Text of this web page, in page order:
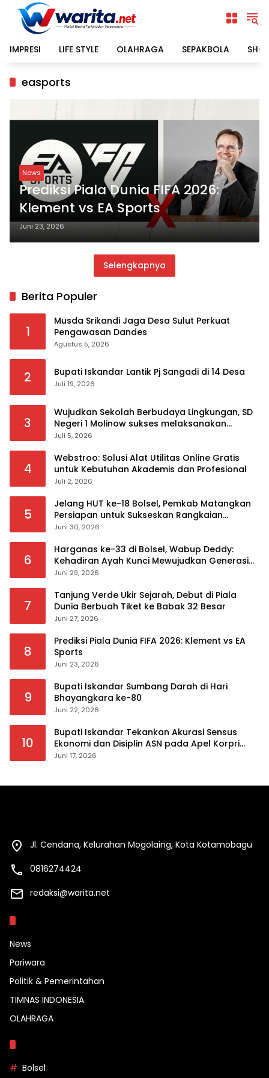
Langsung
konten
IMPRESI
LIFE STYLE OLAHRAGA SEPAKBOLA
easports
News
Prediksi Piala Dunia FIFA 2026:
Klement vs EA Sports
Juni 23, 2026
Selengkapnya
Berita Populer
1
Musda Srikandi Jaga Desa Sulut Perkuat
Pengawasan Dandes
Agustus 5, 2026
2 Bupati Iskandar Lantik Pj Sangadi di 14 Desa
Juli 19, 2026
3
Wujudkan Sekolah Berbudaya Lingkungan, SD
Negeri 1 Molinow sukses melaksanakan
serangkaian kegiatan Kampanye dan
Juli 5, 2026
4
Webstroo: Solusi Alat Utilitas Online Gratis
untuk Kebutuhan Akademis dan Profesional
Juli 2, 2026
5
Jelang HUT ke-18 Bolsel, Pemkab Matangkan
Persiapan untuk Sukseskan Rangkaian
Peringatan
Juni 30, 2026
6
Harganas ke-33 di Bolsel, Wabup Deddy:
Kehadiran Ayah Kunci Mewujudkan Generasi
Berkualitas
Juni 29, 2026
7
Tanjung Verde Ukir Sejarah, Debut di Piala
Dunia Berbuah Tiket ke Babak 32 Besar
Juni 27, 2026
8
Prediksi Piala Dunia FIFA 2026: Klement vs EA
Sports
Juni 23, 2026
9
Bupati Iskandar Sumbang Darah di Hari
Bhayangkara ke-80
Juni 22, 2026
10
Bupati Iskandar Tekankan Akurasi Sensus
Ekonomi dan Disiplin ASN pada Apel Korpri
Pemkab Bolsel
Juni 17, 2026
Jl. Cendana, Kelurahan Mogolaing, Kota Kotamobagu
0816274424
redaksi@warita.net
News
Pariwara
Politik & Pemerintahan
TIMNAS INDONESIA
OLAHRAGA
Bolsel